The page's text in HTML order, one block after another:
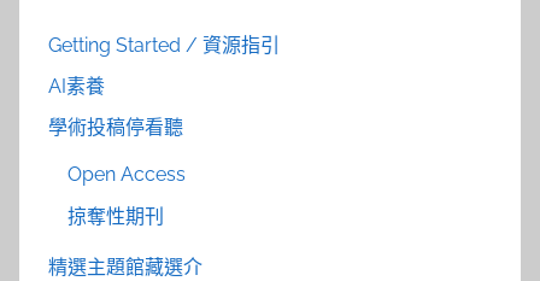
Getting Started / 資源指引
AI素養
學術投稿停看聽
Open Access
掠奪性期刊
精選主題館藏選介